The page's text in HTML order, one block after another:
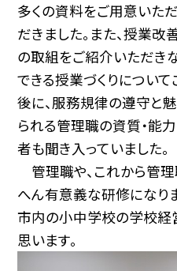
多くの資料をご用意いた
だきました。また、授業
の取組をご紹介いただき
できる授業づくりについ
後に、服務規律の遵守と
られる管理職の資質・能
者も聞き入っていました。
管理職や、これから管
へん有意義な研修になり
市内の小中学校の学校経
思います。